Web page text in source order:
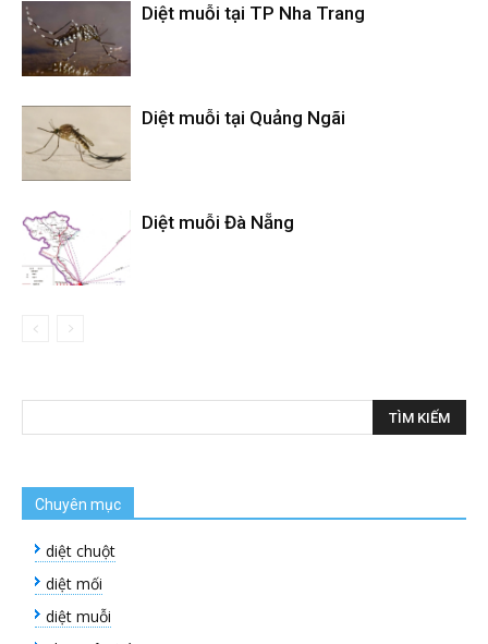
Diệt muỗi tại TP Nha Trang
Diệt muỗi tại Quảng Ngãi
Diệt muỗi Đà Nẵng
Chuyên mục
diệt chuột
diệt mối
diệt muỗi